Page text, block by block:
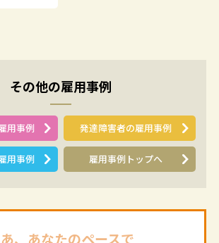
その他の雇用事例
用事例 発達障害者の雇用事例
用事例 雇用事例トップへ
、あなたのペースで